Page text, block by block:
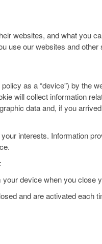
websites, and what you
use our websites and
as a “device”) by the
will collect information
data and, if you
interests. Information
device when you close
and are activated each